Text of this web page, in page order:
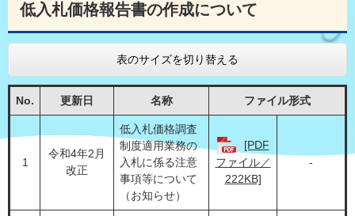
低入札価格報告書の作成について
表のサイズを切り替える
No. 更新日 名称 ファイル形式
1
令和4年2月
改正
低入札価格調査
制度適用業務の
入札に係る注意
事項等について
（お知らせ）
[PDF
ファイル／
222KB]
-